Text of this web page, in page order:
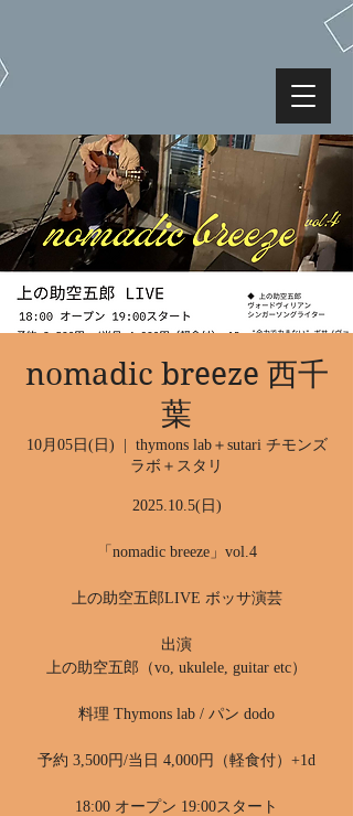
nomadic breeze 西千
葉
10月05日(日)
thymons lab＋sutari チモンズ
ラボ＋スタリ
2025.10.5(日)
「nomadic breeze」vol.4
上の助空五郎LIVE ボッサ演芸
出演
上の助空五郎（vo, ukulele, guitar etc）
料理 Thymons lab / パン dodo
予約 3,500円/当日 4,000円（軽食付）+1d
18:00 オープン 19:00スタート